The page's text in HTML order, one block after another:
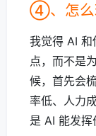
④、怎么
我觉得 AI 和
点，而不是
候，首先会
率低、人力
是 AI 能发挥